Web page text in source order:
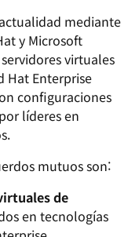
mediante
y Microsoft
virtuales
Hat Enterprise
configuraciones
líderes en
mutuos son:
de
en tecnologías